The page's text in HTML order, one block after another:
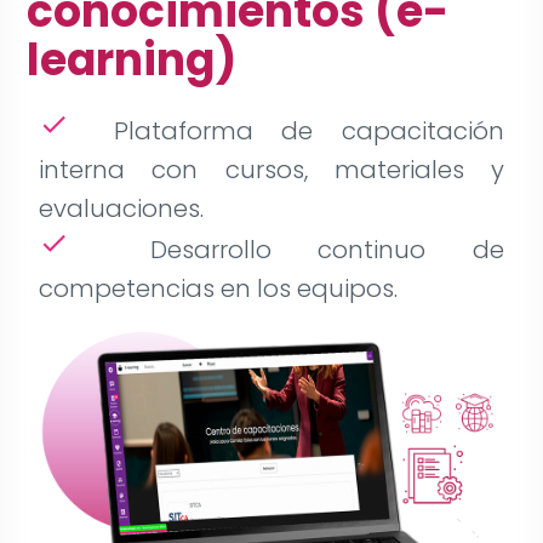
learning)
checkPlataforma de capacitación
interna con cursos, materiales y
evaluaciones.
checkDesarrollo continuo de
competencias en los equipos.